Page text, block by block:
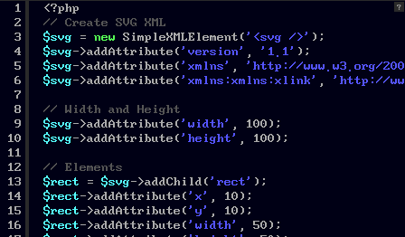
?
1
2
3
4
5
6
7
8
9
10
11
12
13
14
15
16
<?php
// Create SVG XML
$svg
= new SimpleXMLElement('<svg />' );
$svg->addAttribute('version' , '1.1' );
$svg->addAttribute('xmlns' , ' http://www.w3.org/
$svg->addAttribute('xmlns:xmlns:xlink' , ' http://
// Width and Height
$svg->addAttribute('width' , 100);
$svg->addAttribute('height' , 100);
// Elements
$rect
= $svg->addChild('rect' );
$rect->addAttribute('x' , 10);
$rect->addAttribute('y' , 10);
$rect->addAttribute('width' , 50);